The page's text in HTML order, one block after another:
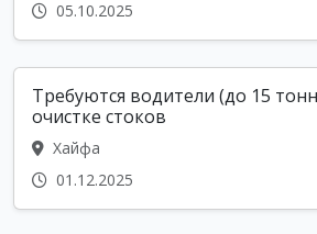
05.10.2025
Требуются водители (до 15
очистке стоков
Хайфа
01.12.2025